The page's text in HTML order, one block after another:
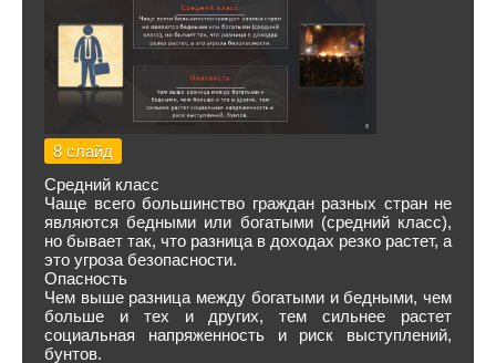
8 слайд
Средний класс
Чаще всего большинство граждан разных стран не
являются бедными или богатыми (средний класс),
но бывает так, что разница в доходах резко растет, а
это угроза безопасности.
Опасность
Чем выше разница между богатыми и бедными, чем
больше и тех и других, тем сильнее растет
социальная напряженность и риск выступлений,
бунтов.